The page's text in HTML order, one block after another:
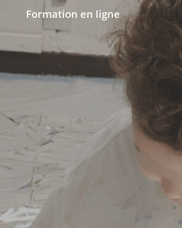
Formation en ligne